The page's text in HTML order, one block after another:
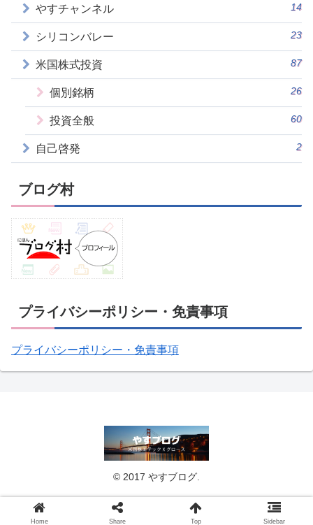
やすチャンネル 14
シリコンバレー 23
米国株式投資 87
個別銘柄 26
投資全般 60
自己啓発 2
ブログ村
プライバシーポリシー・免責事項
プライバシーポリシー・免責事項
© 2017 やすブログ.
Home Share Top Sidebar